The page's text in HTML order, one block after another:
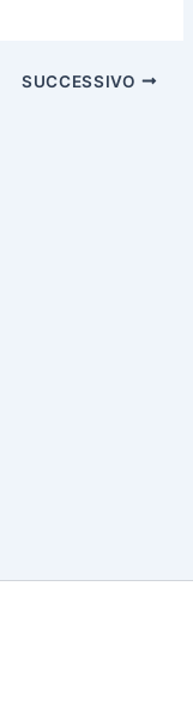
SUCCESSIVO